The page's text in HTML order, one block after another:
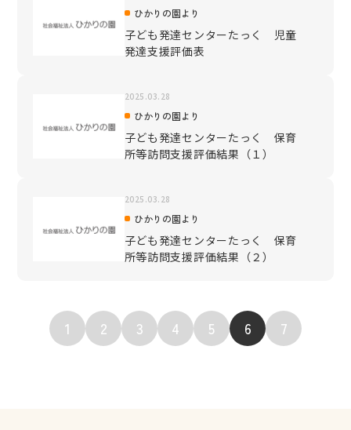
ひかりの園より
子ども発達センターたっく 児童
発達支援評価表
2025.03.28
ひかりの園より
子ども発達センターたっく 保育
所等訪問支援評価結果（１）
2025.03.28
ひかりの園より
子ども発達センターたっく 保育
所等訪問支援評価結果（２）
1 2 3 4 5 6 7